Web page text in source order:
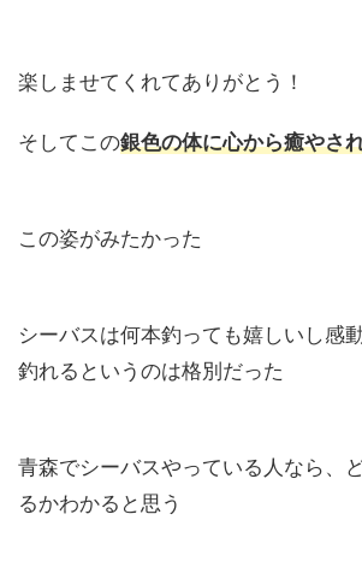
楽しませてくれてありがとう！
そしてこの銀色の体に心から癒やさ
この姿がみたかった
シーバスは何本釣っても嬉しいし感
釣れるというのは格別だった
青森でシーバスやっている人なら、
るかわかると思う